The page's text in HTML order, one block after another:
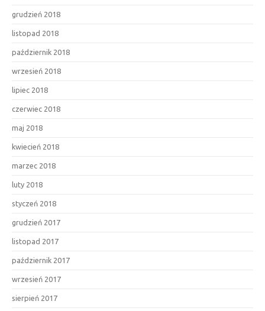
grudzień 2018
listopad 2018
październik 2018
wrzesień 2018
lipiec 2018
czerwiec 2018
maj 2018
kwiecień 2018
marzec 2018
luty 2018
styczeń 2018
grudzień 2017
listopad 2017
październik 2017
wrzesień 2017
sierpień 2017